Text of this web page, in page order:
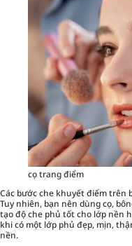
cọ trang điểm
Các bước che khuyết điểm trên
Tuy nhiên, bạn nên dùng cọ,
tạo độ che phủ tốt cho lớp nền
khi có một lớp phủ đẹp, mịn,
nền.